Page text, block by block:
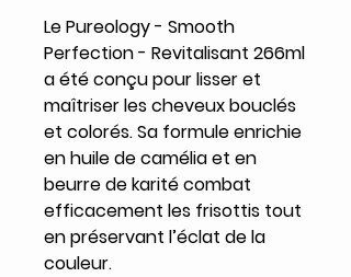
Le Pureology - Smooth
Perfection - Revitalisant 266ml
a été conçu pour lisser et
maîtriser les cheveux bouclés
et colorés. Sa formule enrichie
en huile de camélia et en
beurre de karité combat
efficacement les frisottis tout
en préservant l’éclat de la
couleur.